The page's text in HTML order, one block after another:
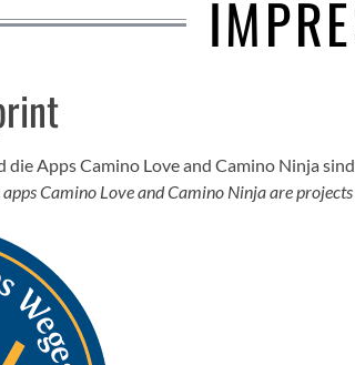
die Apps Camino Love and Camino Ninja
apps Camino Love and Camino Ninja are